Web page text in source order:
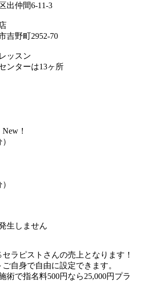
出仲間6-11-3
吉野町2952-70
ッスン
ンターは13ヶ所
！
生しません
ラピストさんの売上となります！
自身で自由に設定できます。
術で指名料500円なら25,000円プラ